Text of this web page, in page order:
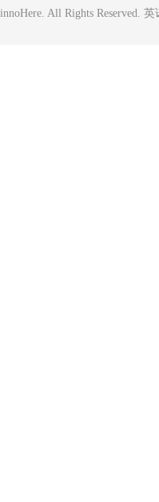
innoHere. All Rights Reserved.